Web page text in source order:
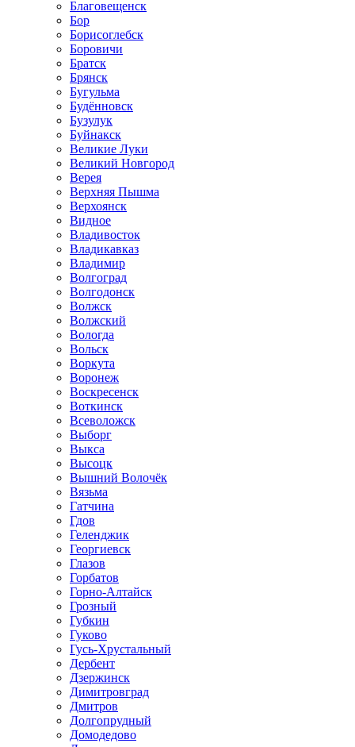
Благовещенск
Бор
Борисоглебск
Боровичи
Братск
Брянск
Бугульма
Будённовск
Бузулук
Буйнакск
Великие Луки
Великий Новгород
Верея
Верхняя Пышма
Верхоянск
Видное
Владивосток
Владикавказ
Владимир
Волгоград
Волгодонск
Волжск
Волжский
Вологда
Вольск
Воркута
Воронеж
Воскресенск
Воткинск
Всеволожск
Выборг
Выкса
Высоцк
Вышний Волочёк
Вязьма
Гатчина
Гдов
Геленджик
Георгиевск
Глазов
Горбатов
Горно-Алтайск
Грозный
Губкин
Гуково
Гусь-Хрустальный
Дербент
Дзержинск
Димитровград
Дмитров
Долгопрудный
Домодедово